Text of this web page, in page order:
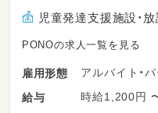
児童発達支援施設・
PONOの求人一覧を見る
雇用形態
アルバイト・パ
給与
時給1,200円